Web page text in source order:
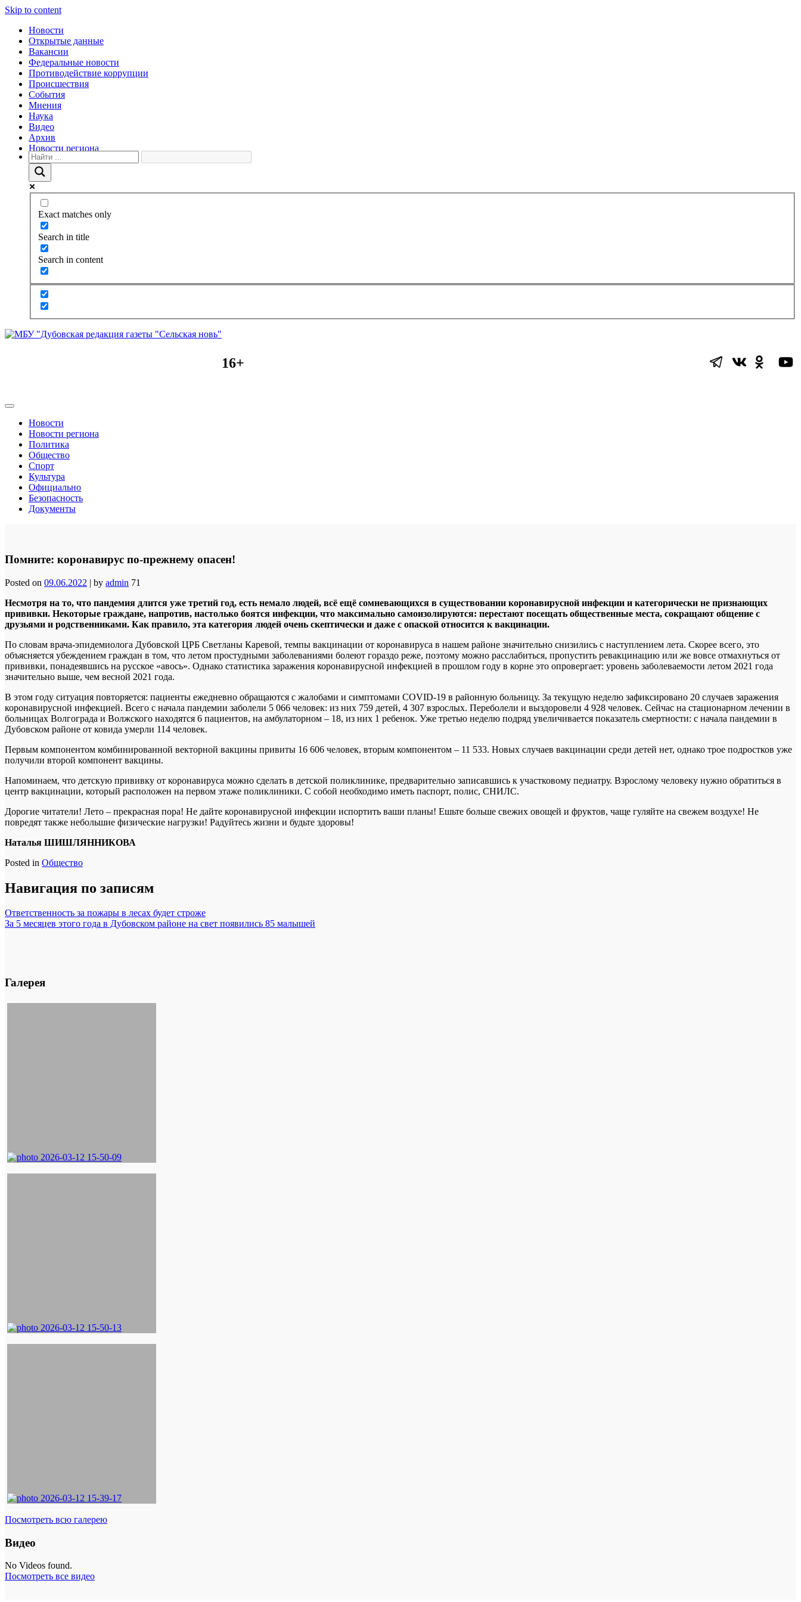
Skip to content
Новости
Открытые данные
Вакансии
Федеральные новости
Противодействие коррупции
Происшествия
События
Мнения
Наука
Видео
Архив
Новости региона
Exact matches only
Search in title
Search in content
16+
Новости
Новости региона
Политика
Общество
Спорт
Культура
Официально
Безопасность
Документы
Помните: коронавирус по-прежнему опасен!
Posted on 09.06.2022 | by admin 71
Несмотря на то, что пандемия длится уже третий год, есть немало людей, всё ещё сомневающихся в существовании коронавирусной инфекции и категорически не признающих
прививки. Некоторые граждане, напротив, настолько боятся инфекции, что максимально самоизолируются: перестают посещать общественные места, сокращают общение с
друзьями и родственниками. Как правило, эта категория людей очень скептически и даже с опаской относится к вакцинации.
По словам врача-эпидемиолога Дубовской ЦРБ Светланы Каревой, темпы вакцинации от коронавируса в нашем районе значительно снизились с наступлением лета. Скорее всего, это
объясняется убеждением граждан в том, что летом простудными заболеваниями болеют гораздо реже, поэтому можно расслабиться, пропустить ревакцинацию или же вовсе отмахнуться от
прививки, понадеявшись на русское «авось». Однако статистика заражения коронавирусной инфекцией в прошлом году в корне это опровергает: уровень заболеваемости летом 2021 года
значительно выше, чем весной 2021 года.
В этом году ситуация повторяется: пациенты ежедневно обращаются с жалобами и симптомами COVID-19 в районную больницу. За текущую неделю зафиксировано 20 случаев заражения
коронавирусной инфекцией. Всего с начала пандемии заболели 5 066 человек: из них 759 детей, 4 307 взрослых. Переболели и выздоровели 4 928 человек. Сейчас на стационарном лечении в
больницах Волгограда и Волжского находятся 6 пациентов, на амбулаторном – 18, из них 1 ребенок. Уже третью неделю подряд увеличивается показатель смертности: с начала пандемии в
Дубовском районе от ковида умерли 114 человек.
Первым компонентом комбинированной векторной вакцины привиты 16 606 человек, вторым компонентом – 11 533. Новых случаев вакцинации среди детей нет, однако трое подростков уже
получили второй компонент вакцины.
Напоминаем, что детскую прививку от коронавируса можно сделать в детской поликлинике, предварительно записавшись к участковому педиатру. Взрослому человеку нужно обратиться в
центр вакцинации, который расположен на первом этаже поликлиники. С собой необходимо иметь паспорт, полис, СНИЛС.
Дорогие читатели! Лето – прекрасная пора! Не дайте коронавирусной инфекции испортить ваши планы! Ешьте больше свежих овощей и фруктов, чаще гуляйте на свежем воздухе! Не
повредят также небольшие физические нагрузки! Радуйтесь жизни и будьте здоровы!
Наталья ШИШЛЯННИКОВА
Posted in Общество
Навигация по записям
Ответственность за пожары в лесах будет строже
За 5 месяцев этого года в Дубовском районе на свет появились 85 малышей
Галерея
Посмотреть всю галерею
Видео
No Videos found.
Посмотреть все видео